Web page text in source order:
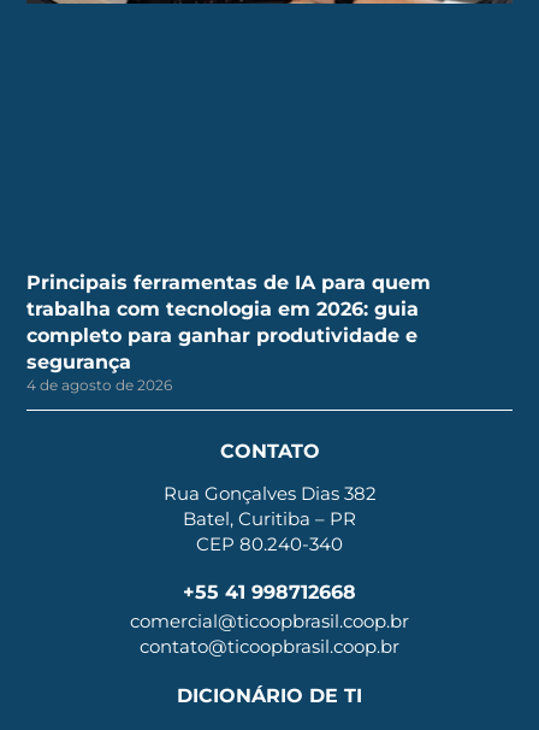
Principais ferramentas de IA para quem
trabalha com tecnologia em 2026: guia
completo para ganhar produtividade e
segurança
4 de agosto de 2026
CONTATO
Rua Gonçalves Dias 382
Batel, Curitiba – PR
CEP 80.240-340
+55 41 998712668
comercial@ticoopbrasil.coop.br
contato@ticoopbrasil.coop.br
DICIONÁRIO DE TI